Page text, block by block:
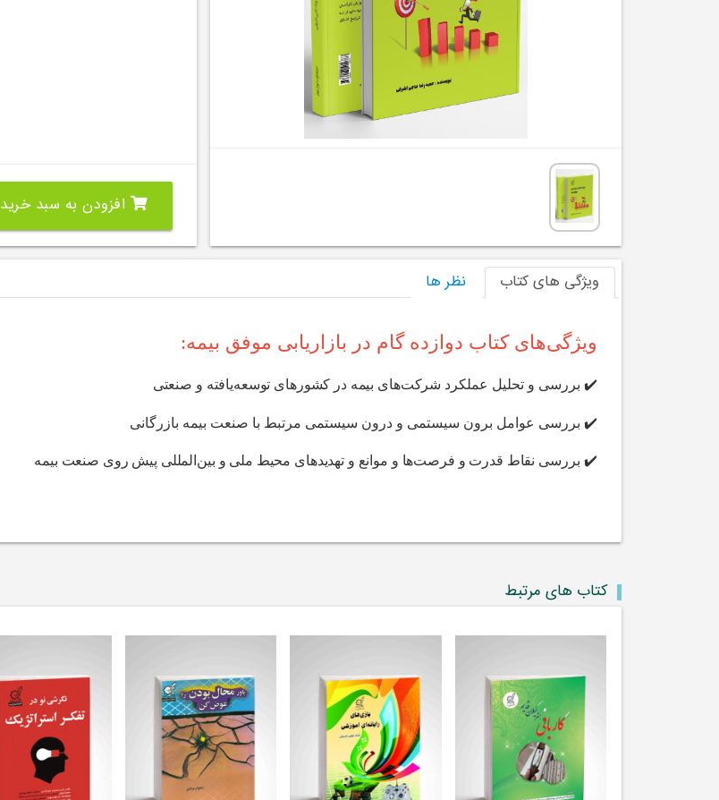
افزودن به سبد خرید
ویژگی های کتاب نظر ها
ویژگی‌های کتاب دوازده گام در بازاریابی موفق بیمه:
✔️ بررسی و تحلیل عملکرد شرکت‌های بیمه در کشورهای توسعه‌یافته و صنعتی
✔️ بررسی عوامل برون سیستمی و درون سیستمی مرتبط با صنعت بیمه بازرگانی
✔️ بررسی نقاط قدرت و فرصت‌ها و موانع و تهدیدهای محیط ملی و بین‌المللی پیش روی صنعت بیمه
کتاب های مرتبط